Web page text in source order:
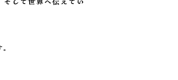
そして世界へ伝えてい